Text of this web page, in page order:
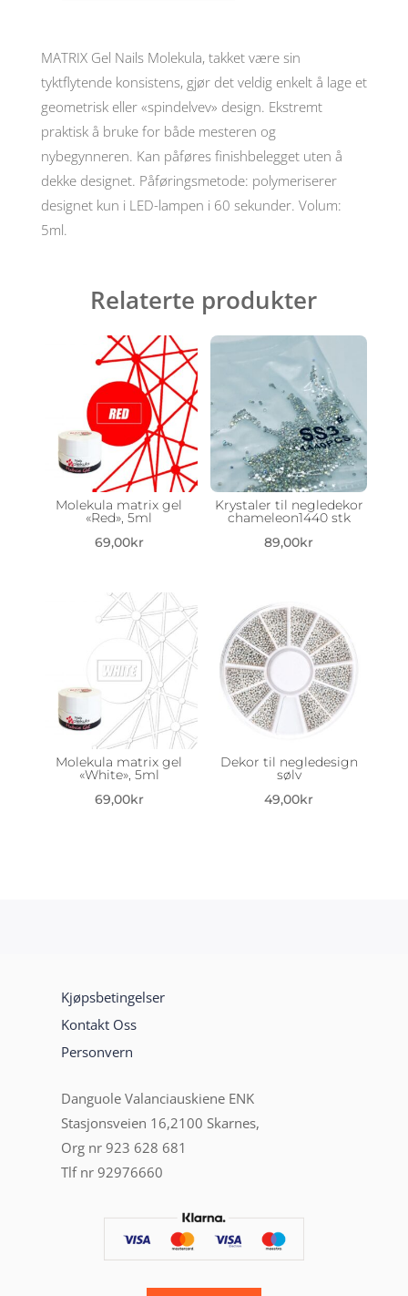
5ml
antall
MATRIX Gel Nails Molekula, takket være sin
tyktflytende konsistens, gjør det veldig enkelt å lage et
geometrisk eller «spindelvev» design. Ekstremt
praktisk å bruke for både mesteren og
nybegynneren. Kan påføres finishbelegget uten å
dekke designet. Påføringsmetode: polymeriserer
designet kun i LED-lampen i 60 sekunder. Volum:
5ml.
Relaterte produkter
Molekula matrix gel
«Red», 5ml
69,00kr
Krystaler til negledekor
chameleon1440 stk
89,00kr
Molekula matrix gel
«White», 5ml
69,00kr
Dekor til negledesign
sølv
49,00kr
Kjøpsbetingelser
Kontakt Oss
Personvern
Danguole Valanciauskiene ENK
Stasjonsveien 16,2100 Skarnes,
Org nr 923 628 681
Tlf nr 92976660